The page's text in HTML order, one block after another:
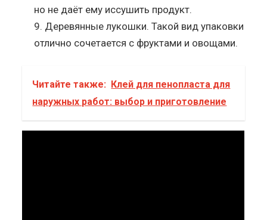
но не даёт ему иссушить продукт.
Деревянные лукошки. Такой вид упаковки
отлично сочетается с фруктами и овощами.
Читайте также: Клей для пенопласта для
наружных работ: выбор и приготовление